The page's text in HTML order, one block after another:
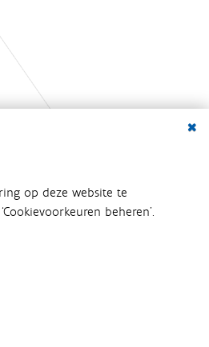
op deze website te
beheren’.